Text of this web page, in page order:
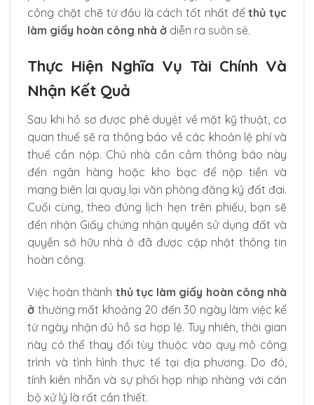
công chặt chẽ từ đầu là cách tốt nhất đểthủ tục
làm giấy hoàn công nhà ở diễn ra suôn sẻ.
Thực Hiện Nghĩa Vụ Tài Chính Và
Nhận Kết Quả
Sau khi hồ sơ được phê duyệt về mặt kỹ thuật, cơ
quan thuế sẽ ra thông báo về các khoản lệ phí và
thuế cần nộp. Chủ nhà cần cầm thông báo này
đến ngân hàng hoặc kho bạc để nộp tiền và
mang biên lai quay lại văn phòng đăng ký đất đai.
Cuối cùng, theo đúng lịch hẹn trên phiếu, bạn sẽ
đến nhận Giấy chứng nhận quyền sử dụng đất và
quyền sở hữu nhà ở đã được cập nhật thông tin
hoàn công.
Việc hoàn thành thủ tục làm giấy hoàn công nhà
ở thường mất khoảng 20 đến 30 ngày làm việc kể
từ ngày nhận đủ hồ sơ hợp lệ. Tuy nhiên, thời gian
này có thể thay đổi tùy thuộc vào quy mô công
trình và tình hình thực tế tại địa phương. Do đó,
tính kiên nhẫn và sự phối hợp nhịp nhàng với cán
bộ xử lý là rất cần thiết.